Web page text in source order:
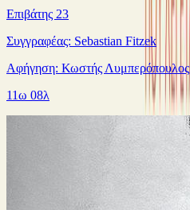
Επιβάτης 23
Συγγραφέας: Sebastian Fitzek
Αφήγηση: Κωστής Λυμπερόπουλος
11ω 08λ